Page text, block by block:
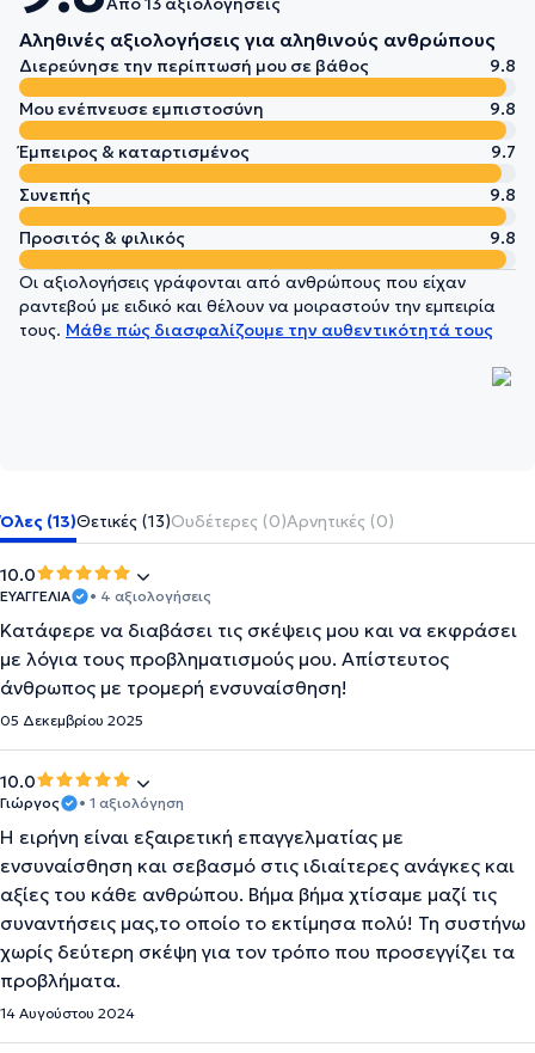
Αληθινές αξιολογήσεις για αληθινούς ανθρώπους
Διερεύνησε την περίπτωσή μου σε βάθος
9.8
Μου ενέπνευσε εμπιστοσύνη
9.8
Έμπειρος & καταρτισμένος
9.7
Συνεπής
9.8
Προσιτός & φιλικός
9.8
Οι αξιολογήσεις γράφονται από ανθρώπους που είχαν
ραντεβού με ειδικό και θέλουν να μοιραστούν την εμπειρία
τους. Μάθε πώς διασφαλίζουμε την αυθεντικότητά τους
Όλες (13)Θετικές (13)Ουδέτερες (0)Αρνητικές (0)
10.0
ΕΥΑΓΓΕΛΙΑ • 4 αξιολογήσεις
Κατάφερε να διαβάσει τις σκέψεις μου και να εκφράσει
με λόγια τους προβληματισμούς μου. Απίστευτος
άνθρωπος με τρομερή ενσυναίσθηση!
05 Δεκεμβρίου 2025
10.0
Γιώργος • 1 αξιολόγηση
Η ειρήνη είναι εξαιρετική επαγγελματίας με
ενσυναίσθηση και σεβασμό στις ιδιαίτερες ανάγκες και
αξίες του κάθε ανθρώπου. Βήμα βήμα χτίσαμε μαζί τις
συναντήσεις μας,το οποίο το εκτίμησα πολύ! Τη συστήνω
χωρίς δεύτερη σκέψη για τον τρόπο που προσεγγίζει τα
προβλήματα.
14 Αυγούστου 2024